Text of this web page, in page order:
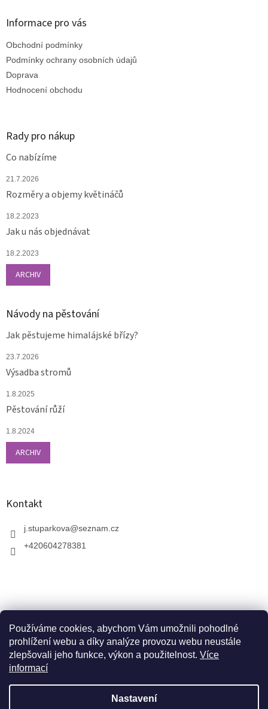
Používáme cookies, abychom Vám umožnili pohodlné
prohlížení webu a díky analýze provozu webu neustále
zlepšovali jeho funkce, výkon a použitelnost. Více
informací
Nastavení
V zahradnictví je možné osobně vybírat stromy a
dopravou. Otevřeno máme ve středu, v pátek a v neděli
Informace pro vás
Obchodní podmínky
Podmínky ochrany osobních údajů
Doprava
Hodnocení obchodu
Rady pro nákup
Co nabízíme
21.7.2026
Rozměry a objemy květináčů
18.2.2023
Jak u nás objednávat
18.2.2023
ARCHIV
Návody na pěstování
Jak pěstujeme himalájské břízy?
23.7.2026
Výsadba stromů
1.8.2025
Pěstování růží
1.8.2024
ARCHIV
Kontakt
j.stuparkova@seznam.cz
+420604278381